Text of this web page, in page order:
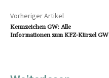
Vorheriger Artikel
Kennzeichen GW: Alle
Informationen zum KFZ-Kürzel GW